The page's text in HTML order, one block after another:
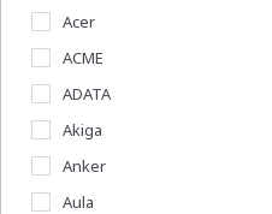
Acer
ACME
ADATA
Akiga
Anker
Aula